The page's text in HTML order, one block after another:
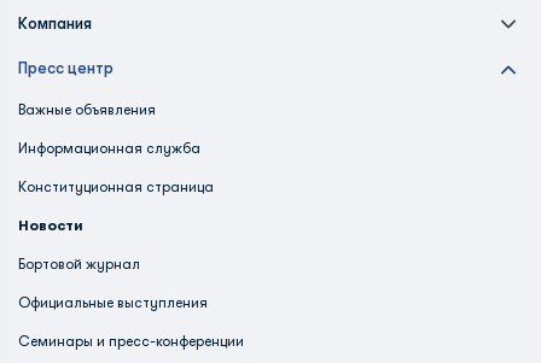
Компания
Пресс центр
Важные объявления
Информационная служба
Конституционная страница
Новости
Бортовой журнал
Официальные выступления
Семинары и пресс-конференции